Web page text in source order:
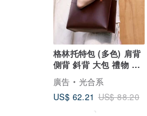
格林托特包 (多色) 肩背
側背 斜背 大包 禮物 復
古 手工 生日 皮
廣告
光合系
US$ 62.21 US$ 88.20